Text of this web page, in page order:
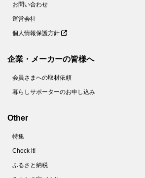
お問い合わせ
運営会社
個人情報保護方針
企業・メーカーの皆様へ
会員さまへの取材依頼
暮らしサポーターのお申し込み
Other
特集
Check it!
ふるさと納税